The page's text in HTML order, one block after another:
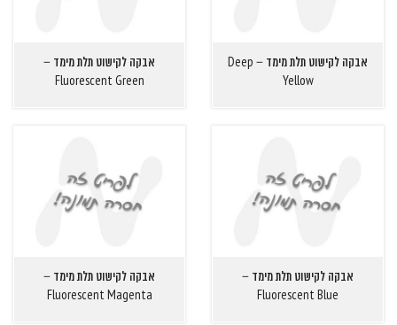
אבקה לקישוט תלת מימד – Deep
Yellow
אבקה לקישוט תלת מימד –
Fluorescent Green
אבקה לקישוט תלת מימד –
Fluorescent Blue
אבקה לקישוט תלת מימד –
Fluorescent Magenta